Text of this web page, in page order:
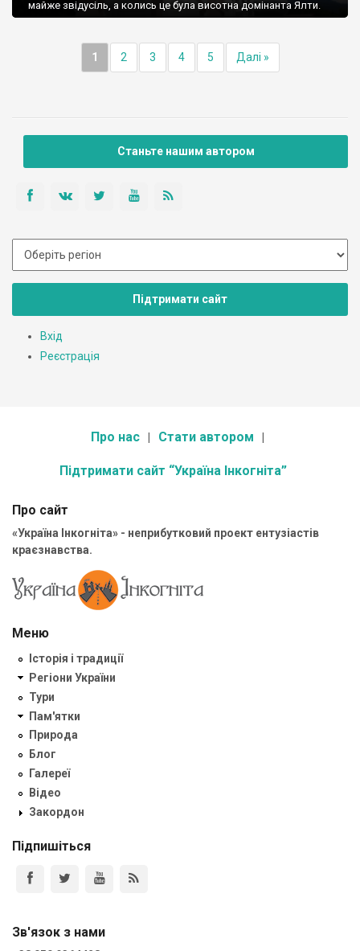
майже звідусіль, а колись це була висотна домінанта Ялти.
1 2 3 4 5 Далі »
Станьте нашим автором
Підтримати сайт
Вхід
Реєстрація
Про нас Стати автором
Підтримати сайт “Україна Інкогніта”
Про сайт
«Україна Інкогніта» - неприбутковий проект ентузіастів
краєзнавства.
Меню
Історія і традиції
Регіони України
Тури
Пам'ятки
Природа
Блог
Галереї
Відео
Закордон
Підпишіться
Зв'язок з нами